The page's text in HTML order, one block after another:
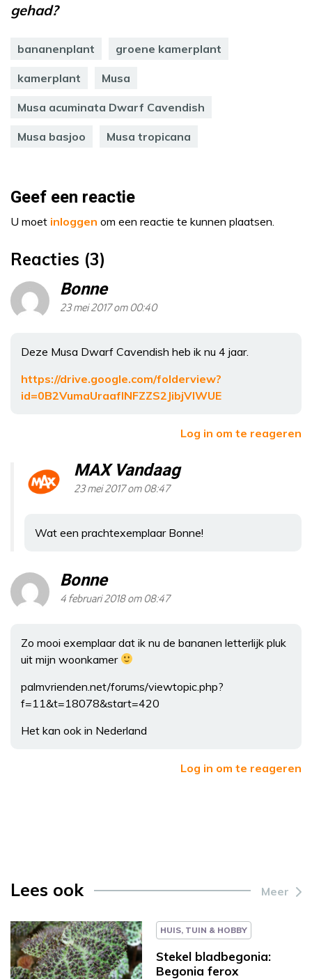
gehad?
bananenplant groene kamerplant
kamerplant Musa
Musa acuminata Dwarf Cavendish
Musa basjoo Musa tropicana
Geef een reactie
U moet inloggen om een reactie te kunnen plaatsen.
Reacties (3)
Bonne
23 mei 2017 om 00:40
Deze Musa Dwarf Cavendish heb ik nu 4 jaar.
https://drive.google.com/folderview?
id=0B2VumaUraafINFZZS2JibjVlWUE
Log in om te reageren
MAX Vandaag
23 mei 2017 om 08:47
Wat een prachtexemplaar Bonne!
Bonne
4 februari 2018 om 08:47
Zo mooi exemplaar dat ik nu de bananen letterlijk pluk
uit mijn woonkamer
palmvrienden.net/forums/viewtopic.php?
f=11&t=18078&start=420
Het kan ook in Nederland
Log in om te reageren
Lees ook Meer
HUIS, TUIN & HOBBY
Stekel bladbegonia:
Begonia ferox